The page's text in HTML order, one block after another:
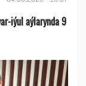
iýul aýlarynda 9